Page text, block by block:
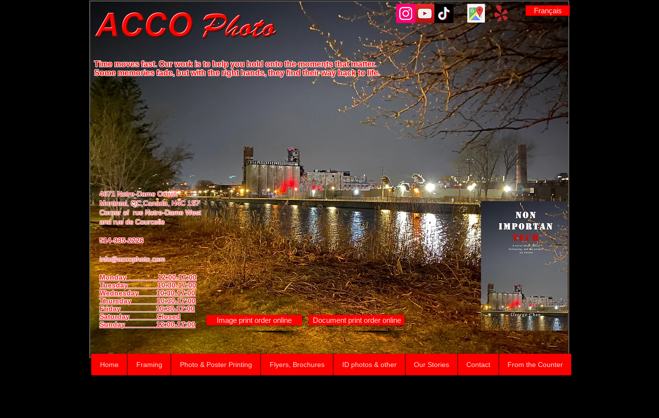
4671 Notre-Dame Ouest,
Montreal, QC,Canada, H4C 1S7
Corner of rue Notre-Dame West
andrue de Courcelle
514-935-2226
info@accophoto.com
Monday 12:00-17:00
Tuesday 10:30-17:00
Wednesday 10:30-17:00
Thursday10:30-17:00
Friday 10:30-17:00
Saturday Closed
Sunday12:00-17:00
Français
Home Framing Photo & Poster Printing Flyers, Brochures ID photos & other Our Stories Contact From the Counter
Time moves fast. Our work is to help you hold onto the moments that matter.
Some memories fade, but with the right hands, they find their way back to life.
Image print order online Document print order online